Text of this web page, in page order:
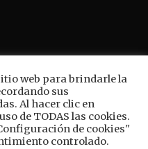
web para brindarle la
sus
Al hacer clic en
de TODAS las cookies.
de cookies"
controlado.